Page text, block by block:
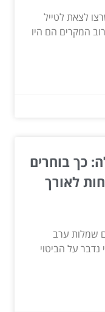
לצאת לטייל
המקרים הם היו
כך בוחרים
לאורך
שמלות ערב
על הביטוי